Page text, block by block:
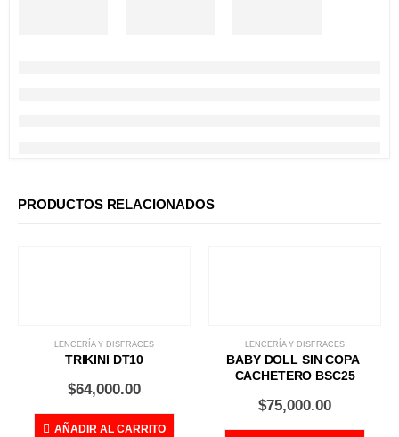
PRODUCTOS RELACIONADOS
LENCERÍA Y DISFRACES
TRIKINI DT10
$64,000.00
AÑADIR AL CARRITO
LENCERÍA Y DISFRACES
BABY DOLL SIN COPA
CACHETERO BSC25
$75,000.00